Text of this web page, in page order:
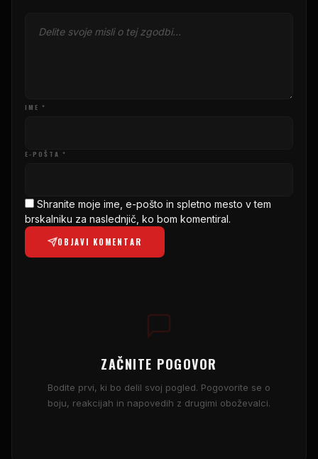
IME *
E-POŠTA *
Shranite moje ime, e-pošto in spletno mesto v tem
brskalniku za naslednjič, ko bom komentiral.
OBJAVI KOMENTAR
ZAČNITE POGOVOR
Bodite prvi, ki bo delil svoj pogled. Pogovorite se o
boju, reakcijah in napovedih z drugimi oboževalci.